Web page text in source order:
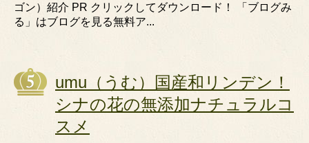
ゴン）紹介 PR クリックしてダウンロード！ 「ブログみ
る」はブログを見る無料ア...
umu（うむ）国産和リンデン！
シナの花の無添加ナチュラルコ
スメ